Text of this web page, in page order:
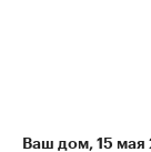
Ваш дом⁠, 15 мая